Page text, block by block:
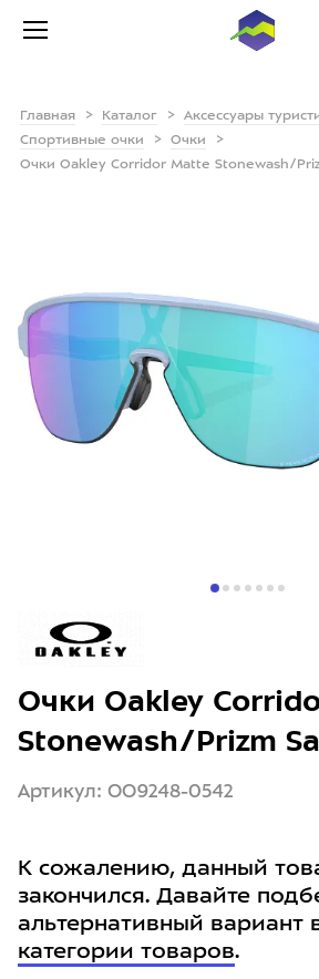
Главная Каталог
Аксессуары
Спортивные очки
Очки
Очки Oakley Corridor Matte Stonewash/
Очки Oakley
Stonewash/Prizm
Артикул: OO9248-0542
К сожалению, данный
закончился. Давайте
альтернативный вариант
категории товаров.